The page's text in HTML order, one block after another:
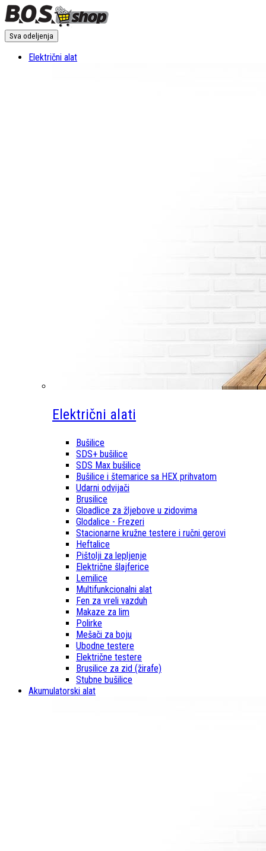
Sva odeljenja
Električni alat
Električni alati
Bušilice
SDS+ bušilice
SDS Max bušilice
Bušilice i štemarice sa HEX prihvatom
Udarni odvijači
Brusilice
Gloadlice za žljebove u zidovima
Glodalice - Frezeri
Stacionarne kružne testere i ručni gerovi
Heftalice
Pištolji za lepljenje
Električne šlajferice
Lemilice
Multifunkcionalni alat
Fen za vreli vazduh
Makaze za lim
Polirke
Mešači za boju
Ubodne testere
Električne testere
Brusilice za zid (žirafe)
Stubne bušilice
Akumulatorski alat